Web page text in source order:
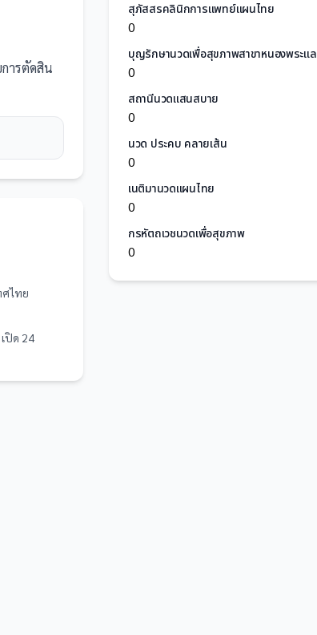
การตัดสิน
ศไทย
ปิด 24
สุภัสสรคลินิกการแพทย์แผนไทย
0
บุญรักษานวดเพื่อสุขภาพสาขาหนองพระแล
0
สถานีนวดแสนสบาย
0
นวด ประคบ คลายเส้น
0
เนติมานวดแผนไทย
0
กรหัตถเวชนวดเพื่อสุขภาพ
0